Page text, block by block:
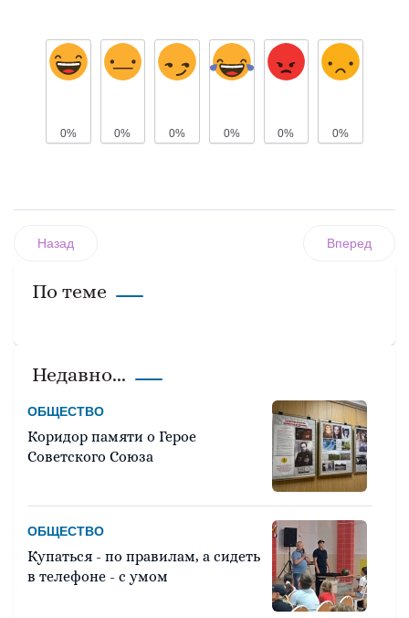
0% 0% 0% 0% 0% 0%
Назад Вперед
По теме
Недавно...
ОБЩЕСТВО
Коридор памяти о Герое
Советского Союза
ОБЩЕСТВО
Купаться - по правилам, а сидеть
в телефоне - с умом